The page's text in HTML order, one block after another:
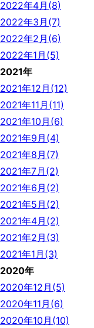
2022年4月(8)
2022年3月(7)
2022年2月(6)
2022年1月(5)
2021年
2021年12月(12)
2021年11月(11)
2021年10月(6)
2021年9月(4)
2021年8月(7)
2021年7月(2)
2021年6月(2)
2021年5月(2)
2021年4月(2)
2021年2月(3)
2021年1月(3)
2020年
2020年12月(5)
2020年11月(6)
2020年10月(10)